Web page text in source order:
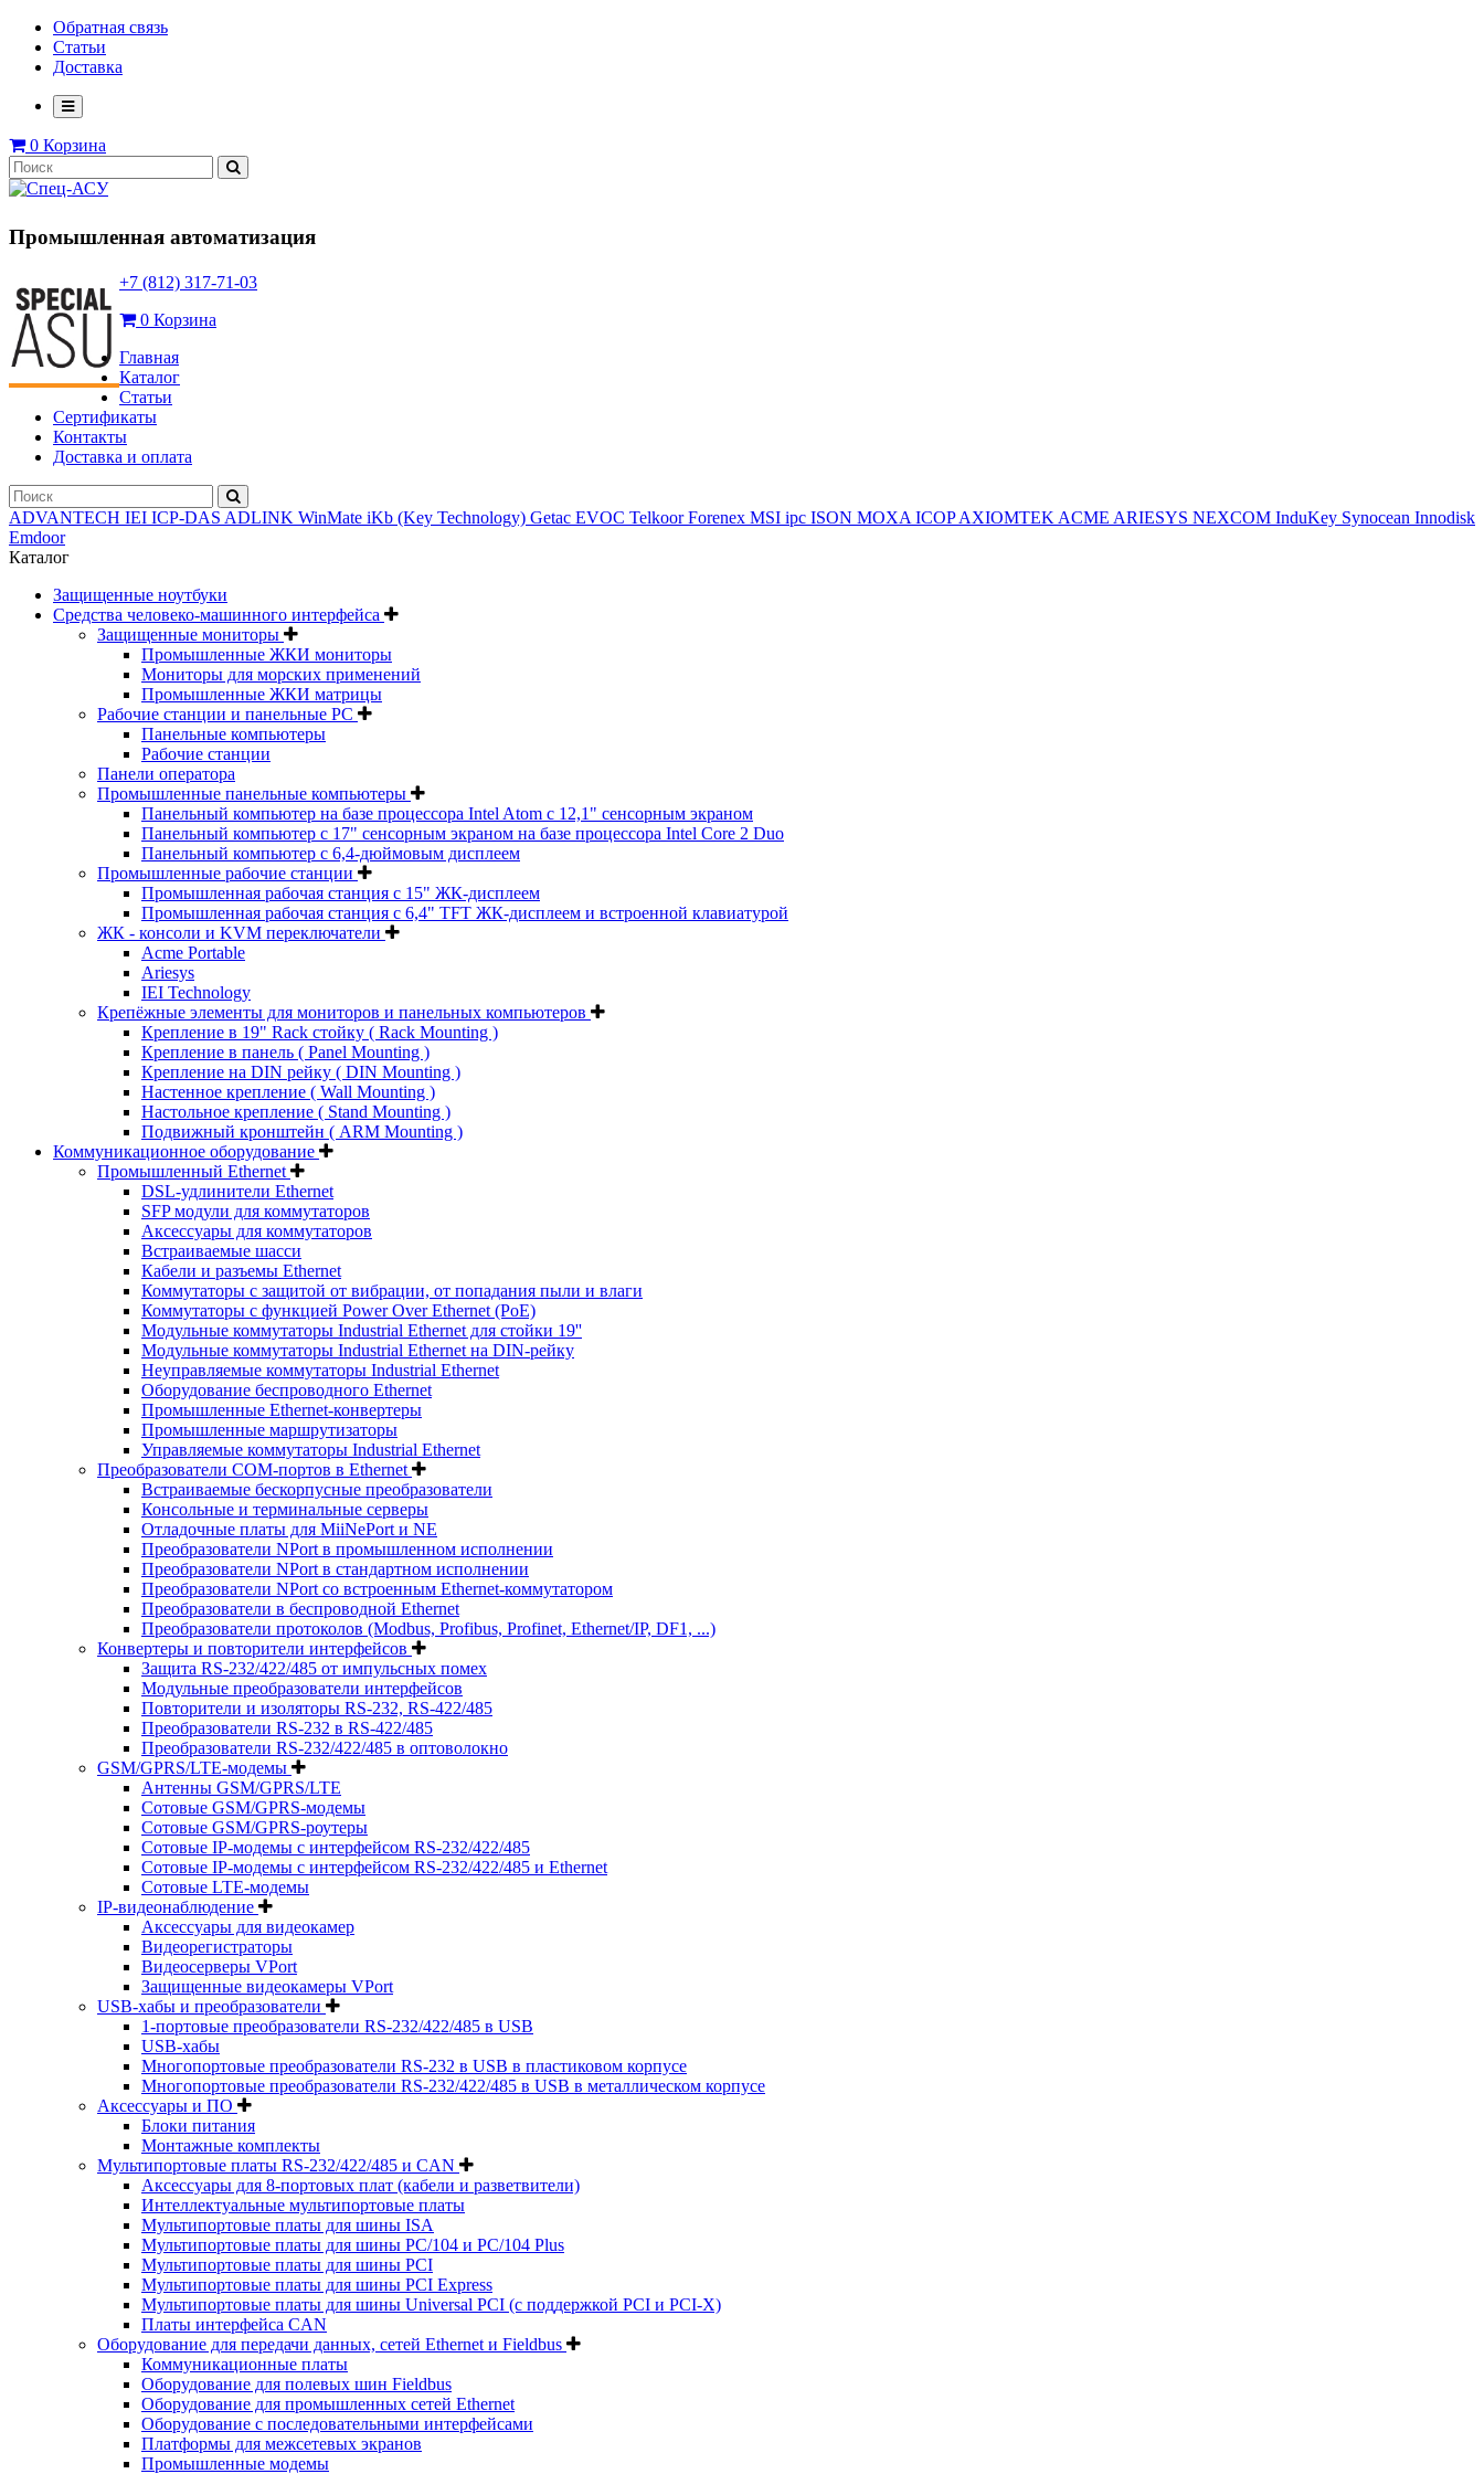
Обратная связь
Статьи
Доставка
0 Корзина
Промышленная автоматизация
+7 (812) 317-71-03
0 Корзина
Главная
Каталог
Статьи
Сертификаты
Контакты
Доставка и оплата
ADVANTECH IEI ICP-DAS ADLINK WinMate iKb (Key Technology) Getac EVOC TelkoorForenex MSI ipc ISON MOXA ICOPAXIOMTEK ACME ARIESYS NEXCOM InduKey Synocean Innodisk
Emdoor
Каталог
Защищенные ноутбуки
Средства человеко-машинного интерфейса
Защищенные мониторы
Промышленные ЖКИ мониторы
Мониторы для морских применений
Промышленные ЖКИ матрицы
Рабочие станции и панельные РС
Панельные компьютеры
Рабочие станции
Панели оператора
Промышленные панельные компьютеры
Панельный компьютер на базе процессора Intel Atom с 12,1" сенсорным экраном
Панельный компьютер с 17" сенсорным экраном на базе процессора Intel Core 2 Duo
Панельный компьютер с 6,4-дюймовым дисплеем
Промышленные рабочие станции
Промышленная рабочая станция с 15" ЖК-дисплеем
Промышленная рабочая станция с 6,4" TFT ЖК-дисплеем и встроенной клавиатурой
ЖК - консоли и KVM переключатели
Acme Portable
Ariesys
IEI Technology
Крепёжные элементы для мониторов и панельных компьютеров
Крепление в 19" Rack стойку ( Rack Mounting )
Крепление в панель ( Panel Mounting )
Крепление на DIN рейку ( DIN Mounting )
Настенное крепление ( Wall Mounting )
Настольное крепление ( Stand Mounting )
Подвижный кронштейн ( ARM Mounting )
Коммуникационное оборудование
Промышленный Ethernet
DSL-удлинители Ethernet
SFP модули для коммутаторов
Аксессуары для коммутаторов
Встраиваемые шасси
Кабели и разъемы Ethernet
Коммутаторы с защитой от вибрации, от попадания пыли и влаги
Коммутаторы с функцией Power Over Ethernet (PoE)
Модульные коммутаторы Industrial Ethernet для стойки 19''
Модульные коммутаторы Industrial Ethernet на DIN-рейку
Неуправляемые коммутаторы Industrial Ethernet
Оборудование беспроводного Ethernet
Промышленные Ethernet-конвертеры
Промышленные маршрутизаторы
Управляемые коммутаторы Industrial Ethernet
Преобразователи COM-портов в Ethernet
Встраиваемые бескорпусные преобразователи
Консольные и терминальные серверы
Отладочные платы для MiiNePort и NE
Преобразователи NPort в промышленном исполнении
Преобразователи NPort в стандартном исполнении
Преобразователи NPort со встроенным Ethernet-коммутатором
Преобразователи в беспроводной Ethernet
Преобразователи протоколов (Modbus, Profibus, Profinet, Ethernet/IP, DF1, ...)
Конвертеры и повторители интерфейсов
Защита RS-232/422/485 от импульсных помех
Модульные преобразователи интерфейсов
Повторители и изоляторы RS-232, RS-422/485
Преобразователи RS-232 в RS-422/485
Преобразователи RS-232/422/485 в оптоволокно
GSM/GPRS/LTE-модемы
Антенны GSM/GPRS/LTE
Сотовые GSM/GPRS-модемы
Сотовые GSM/GPRS-роутеры
Сотовые IP-модемы с интерфейсом RS-232/422/485
Сотовые IP-модемы с интерфейсом RS-232/422/485 и Ethernet
Сотовые LTE-модемы
IP-видеонаблюдение
Аксессуары для видеокамер
Видеорегистраторы
Видеосерверы VPort
Защищенные видеокамеры VPort
USB-хабы и преобразователи
1-портовые преобразователи RS-232/422/485 в USB
USB-хабы
Многопортовые преобразователи RS-232 в USB в пластиковом корпусе
Многопортовые преобразователи RS-232/422/485 в USB в металлическом корпусе
Аксессуары и ПО
Блоки питания
Монтажные комплекты
Мультипортовые платы RS-232/422/485 и CAN
Аксессуары для 8-портовых плат (кабели и разветвители)
Интеллектуальные мультипортовые платы
Мультипортовые платы для шины ISA
Мультипортовые платы для шины PC/104 и PC/104 Plus
Мультипортовые платы для шины PCI
Мультипортовые платы для шины PCI Express
Мультипортовые платы для шины Universal PCI (с поддержкой PCI и PCI-X)
Платы интерфейса CAN
Оборудование для передачи данных, сетей Ethernet и Fieldbus
Коммуникационные платы
Оборудование для полевых шин Fieldbus
Оборудование для промышленных сетей Ethernet
Оборудование с последовательными интерфейсами
Платформы для межсетевых экранов
Промышленные модемы